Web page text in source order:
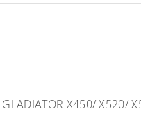
GLADIATOR X450/ X520/